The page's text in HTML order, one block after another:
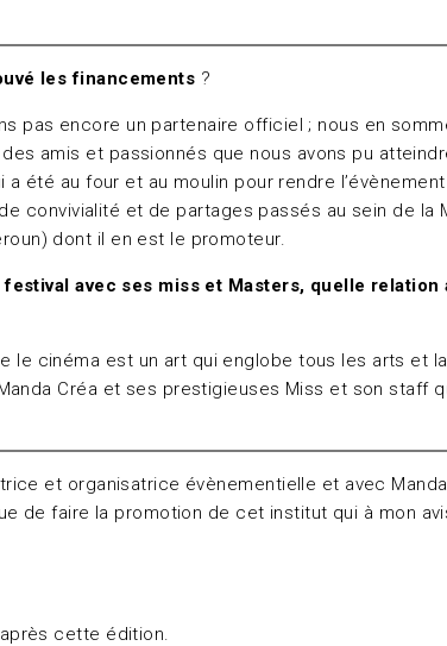
les financements ?
pas encore un partenaire officiel ; nous en
amis et passionnés que nous avons pu
été au four et au moulin pour rendre
convivialité et de partages passés au sein de la
dont il en est le promoteur.
avec ses miss et Masters, quelle relation
le cinéma est un art qui englobe tous les arts et
Créa et ses prestigieuses Miss et son staff
et organisatrice évènementielle et avec
de faire la promotion de cet institut qui à mon
cette édition.